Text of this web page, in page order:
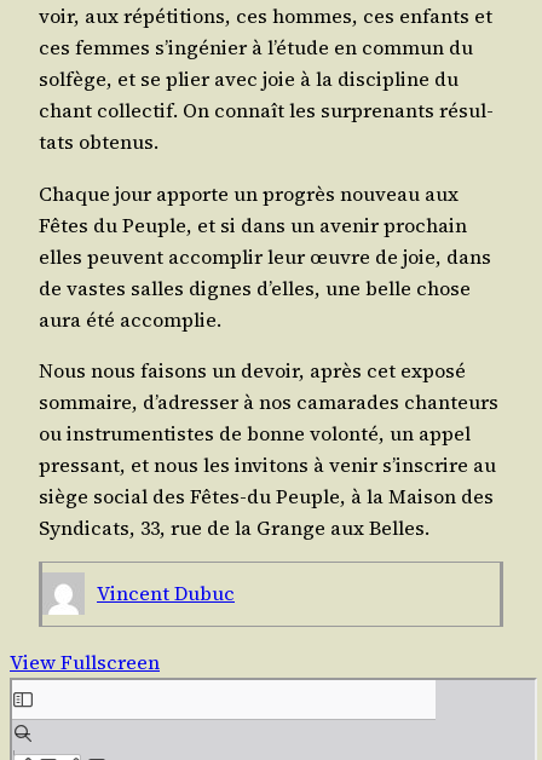
voir, aux répé­ti­tions, ces hommes, ces enfants et
ces femmes s’in­gé­nier à l’é­tude en com­mun du
sol­fège, et se plier avec joie à la dis­ci­pline du
chant col­lec­tif. On connaît les sur­pre­nants résul­
tats obtenus.
Chaque jour apporte un pro­grès nou­veau aux
Fêtes du Peuple, et si dans un ave­nir pro­chain
elles peuvent accom­plir leur œuvre de joie, dans
de vastes salles dignes d’elles, une belle chose
aura été accomplie.
Nous nous fai­sons un devoir, après cet expo­sé
som­maire, d’a­dres­ser à nos cama­rades chan­teurs
ou ins­tru­men­tistes de bonne volon­té, un appel
pres­sant, et nous les invi­tons à venir s’ins­crire au
siège social des Fêtes-du Peuple, à la Mai­son des
Syn­di­cats, 33, rue de la Grange aux Belles.
Vincent Dubuc
View Fullscreen